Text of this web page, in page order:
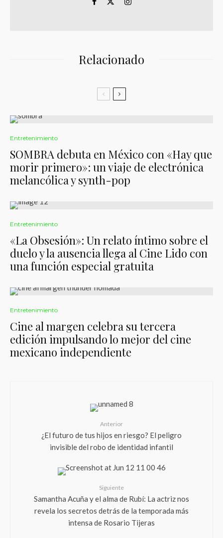
Relacionado
Entretenimiento
SOMBRA debuta en México con «Hay que
morir primero»: un viaje de electrónica
melancólica y synth-pop
Entretenimiento
«La Obsesión»: Un relato íntimo sobre el
duelo y la ausencia llega al Cine Lido con
una función especial gratuita
Entretenimiento
Cine al margen celebra su tercera
edición impulsando lo mejor del cine
mexicano independiente
Anterior
¿El futuro de tus hijos en riesgo? El peligro
invisible del robo de identidad infantil
Siguiente
Samantha Acuña y el alma de Rubí: La actriz nos
revela los secretos detrás de la temporada más
intensa de Rosario Tijeras